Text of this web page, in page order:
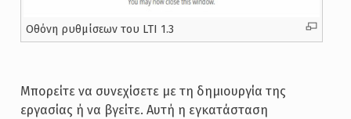
Oθόνη ρυθμίσεων του LTI 1.3
Μπορείτε να συνεχίσετε με τη δημιουργία της
εργασίας ή να βγείτε. Αυτή η εγκατάσταση